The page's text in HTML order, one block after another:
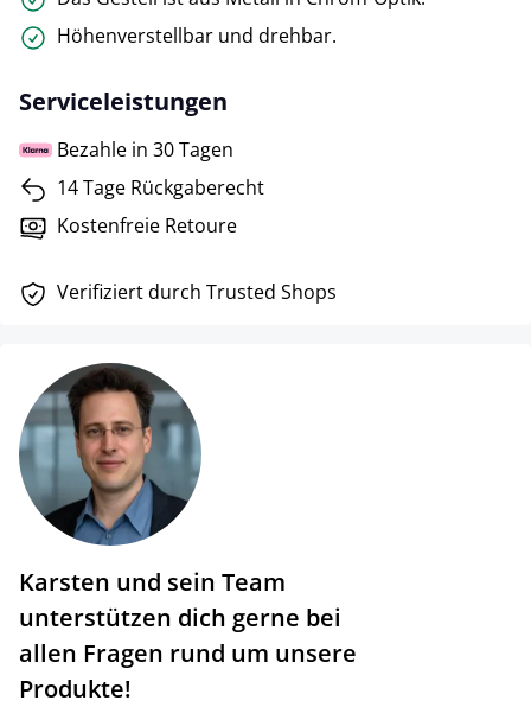
Höhenverstellbar und drehbar.
Serviceleistungen
Bezahle in 30 Tagen
14 Tage Rückgaberecht
Kostenfreie Retoure
Verifiziert durch Trusted Shops
Karsten und sein Team
unterstützen dich gerne bei
allen Fragen rund um unsere
Produkte!